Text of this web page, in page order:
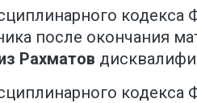
после окончания
Рахматов